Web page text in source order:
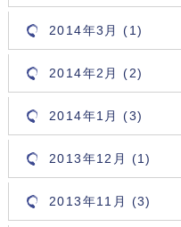
2014年3月 (1)
2014年2月 (2)
2014年1月 (3)
2013年12月 (1)
2013年11月 (3)